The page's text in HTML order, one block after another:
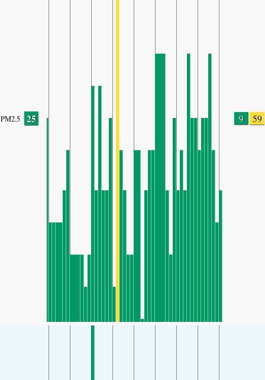
PM2.5 25 9 59